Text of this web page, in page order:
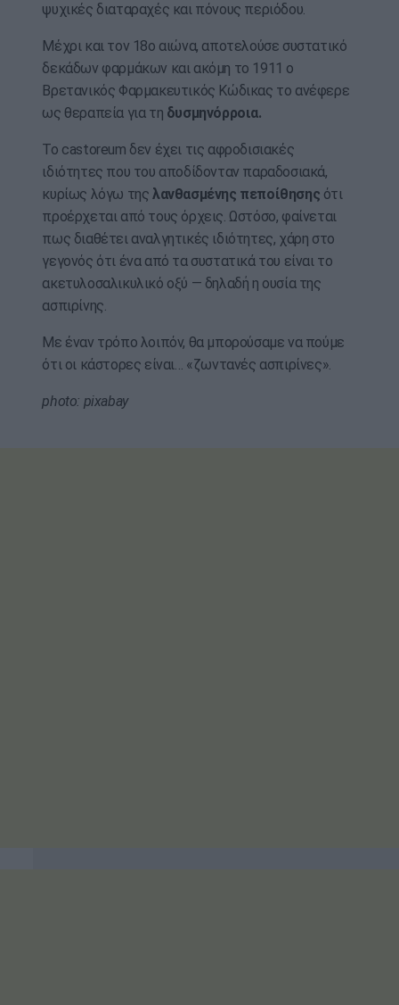
ψυχικές διαταραχές και πόνους περιόδου.
Μέχρι και τον 18ο αιώνα, αποτελούσε συστατικό
δεκάδων φαρμάκων και ακόμη το 1911 ο
Βρετανικός Φαρμακευτικός Κώδικας το ανέφερε
ως θεραπεία για τη δυσμηνόρροια.
Το castoreum δεν έχει τις αφροδισιακές
ιδιότητες που του αποδίδονταν παραδοσιακά,
κυρίως λόγω της λανθασμένης πεποίθησης ότι
προέρχεται από τους όρχεις. Ωστόσο, φαίνεται
πως διαθέτει αναλγητικές ιδιότητες, χάρη στο
γεγονός ότι ένα από τα συστατικά του είναι το
ακετυλοσαλικυλικό οξύ — δηλαδή η ουσία της
ασπιρίνης.
Με έναν τρόπο λοιπόν, θα μπορούσαμε να πούμε
ότι οι κάστορες είναι… «ζωντανές ασπιρίνες».
photo: pixabay